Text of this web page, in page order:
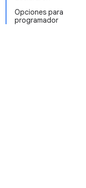
Opciones para
programador